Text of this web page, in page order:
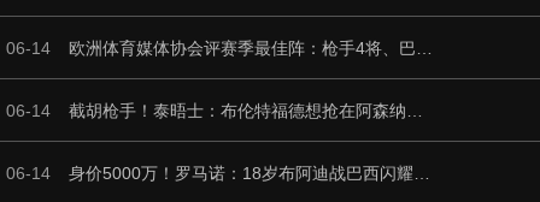
06-14
06-14
06-14